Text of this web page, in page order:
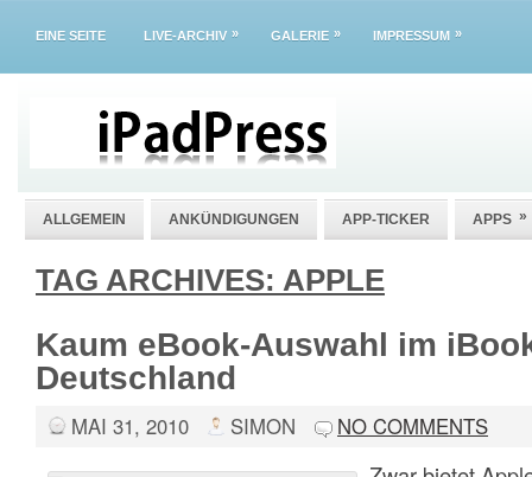
EINE SEITE LIVE-ARCHIV » GALERIE » IMPRESSUM »
ALLGEMEIN ANKÜNDIGUNGEN APP-TICKER APPS »
TAG ARCHIVES: APPLE
Kaum eBook-Auswahl im
Deutschland
MAI 31, 2010 SIMON NO COMMENTS